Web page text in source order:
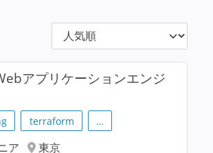
アプリケーションエンジ
terraform …
ア
東京